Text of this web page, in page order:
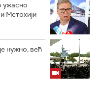
ужасно
Метохији
нужно, већ